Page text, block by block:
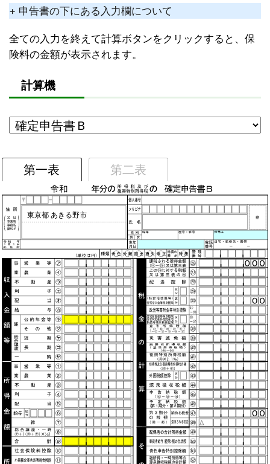
+ 申告書の下にある入力欄について
全ての入力を終えて計算ボタンをクリックすると、保
険料の金額が表示されます。
計算機